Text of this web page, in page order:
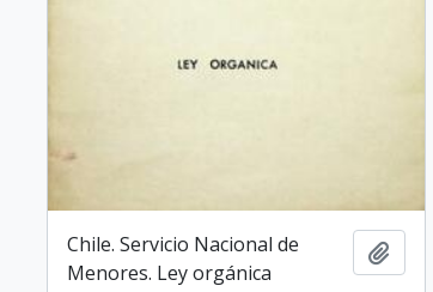
Chile. Servicio Nacional de
Menores. Ley orgánica